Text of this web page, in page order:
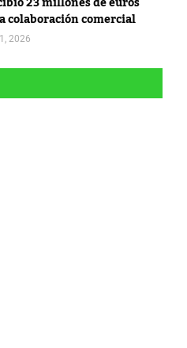
colaboración comercial
2026